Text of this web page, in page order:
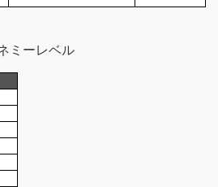
ミーレベル